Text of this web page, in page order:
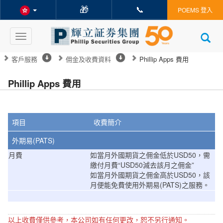
🎁 📞 POEMS 登入
Toggle
navigation
客戶服務 佣金及收費資料 Phillip Apps 費用
Phillip Apps 費用
項目
收費簡介
外期易(PATS)
月費
如當月外國期貨之佣金低於USD50，需
繳付月費“USD50減去該月之佣金”
如當月外國期貨之佣金高於USD50，該
月便能免費使用外期易(PATS)之服務。
以上收費僅供參考，本公司如有任何更改，恕不另行通知。